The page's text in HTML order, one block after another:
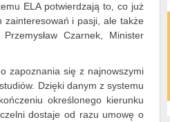
ELA potwierdzają to, co już
zainteresowań i pasji, ale także
Czarnek, Minister
zapoznania się z najnowszymi
Dzięki danym z systemu
określonego kierunku
dostaje od razu umowę o